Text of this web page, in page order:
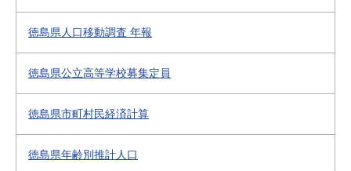
徳島県人口移動調査 年報
徳島県公立高等学校募集定員
徳島県市町村民経済計算
徳島県年齢別推計人口